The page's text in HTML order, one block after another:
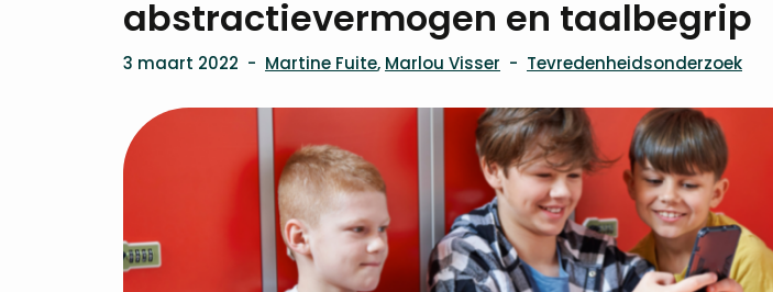
abstractievermogen en taalbegrip
3 maart 2022 - Martine Fuite, Marlou Visser - Tevredenheidsonderzoek